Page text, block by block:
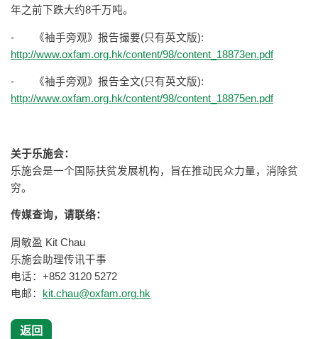
年之前下跌大约8千万吨。
- 《袖手旁观》报告撮要(只有英文版):
http://www.oxfam.org.hk/content/98/content_18873en.pdf
- 《袖手旁观》报告全文(只有英文版):
http://www.oxfam.org.hk/content/98/content_18875en.pdf
关于乐施会：
乐施会是一个国际扶贫发展机构，旨在推动民众力量，消除贫
穷。
传媒查询，请联络：
周敏盈 Kit Chau
乐施会助理传讯干事
电话：+852 3120 5272
电邮：
kit.chau@oxfam.org.hk
返回